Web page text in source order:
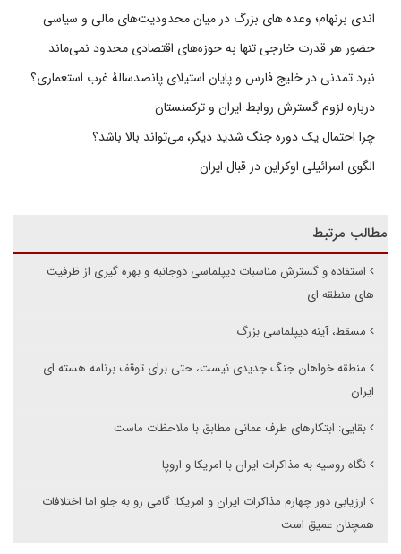
اندی برنهام؛ وعده های بزرگ در میان محدودیت‌های مالی و سیاسی
حضور هر قدرت خارجی تنها به حوزه‌های اقتصادی محدود نمی‌ماند
نبرد تمدنی در خلیج فارس و پایان استیلای پانصدسالۀ غرب استعماری؟
درباره لزوم گسترش روابط ایران و ترکمنستان
چرا احتمال یک دوره جنگ شدید دیگر، می‌تواند بالا باشد؟
الگوی اسرائیلی اوکراین در قبال ایران
مطالب مرتبط
استفاده و گسترش مناسبات دیپلماسی دوجانبه و بهره گیری از ظرفیت
های منطقه ای
مسقط، آینه دیپلماسی بزرگ
منطقه خواهان جنگ جدیدی نیست، حتی برای توقف برنامه هسته ای
ایران
بقایی: ابتکارهای طرف عمانی مطابق با ملاحظات ماست
نگاه روسیه به مذاکرات ایران با امریکا و اروپا
ارزیابی دور چهارم مذاکرات ایران و امریکا: گامی رو به جلو اما اختلافات
همچنان عمیق است